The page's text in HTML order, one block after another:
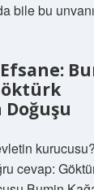
bile bu
cevap: